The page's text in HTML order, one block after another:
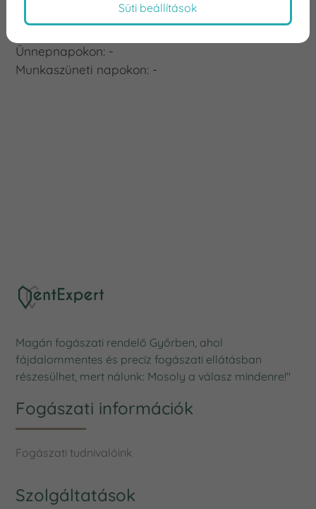
Ünnepnapokon: -
Munkaszüneti napokon: -
Magán fogászati rendelő Győrben, ahol
fájdalommentes és precíz fogászati ellátásban
részesülhet, mert nálunk: Mosoly a válasz mindenre!"
Fogászati információk
Fogászati tudnivalóink
Szolgáltatások
Süti beállítások